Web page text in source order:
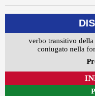
verbo transitivo
coniugato nella